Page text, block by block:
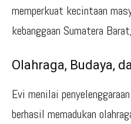
memperkuat kecintaan
kebanggaan Sumatera
Olahraga, Budaya,
Evi menilai
berhasil memadukan